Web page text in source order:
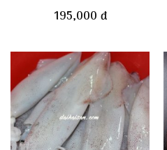
195,000 đ